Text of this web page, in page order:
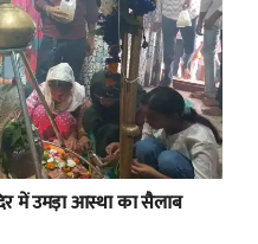
में उमड़ा आस्था का सैलाब